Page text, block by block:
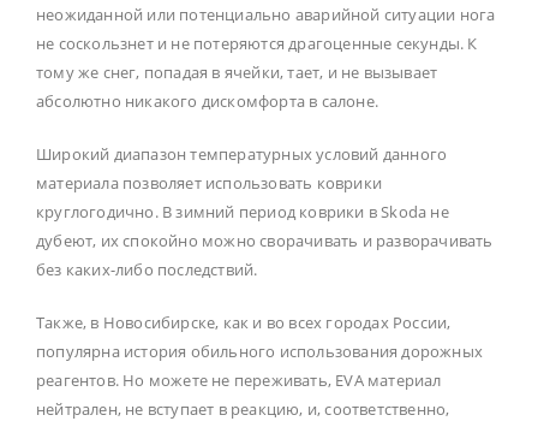
неожиданной или потенциально аварийной ситуации нога
не соскользнет и не потеряются драгоценные секунды. К
тому же снег, попадая в ячейки, тает, и не вызывает
абсолютно никакого дискомфорта в салоне.
Широкий диапазон температурных условий данного
материала позволяет использовать коврики
круглогодично. В зимний период коврики в Skoda не
дубеют, их спокойно можно сворачивать и разворачивать
без каких-либо последствий.
Также, в Новосибирске, как и во всех городах России,
популярна история обильного использования дорожных
реагентов. Но можете не переживать, EVA материал
нейтрален, не вступает в реакцию, и, соответственно,